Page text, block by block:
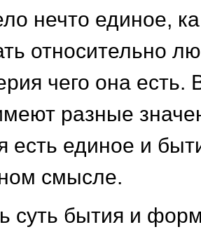
нечто единое,
относительно
чего она есть.
разные
есть единое и
смысле.
суть бытия и